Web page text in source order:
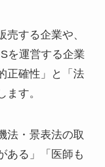
する企業や、
を運営する企業
正確性」と「法
す。
法・景表法の取
ある」「医師も